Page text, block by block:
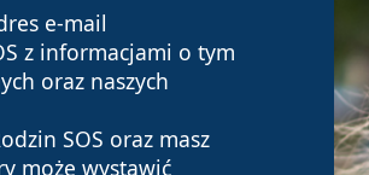
e-mail
z informacjami o tym
oraz naszych
SOS oraz masz
może wystawić